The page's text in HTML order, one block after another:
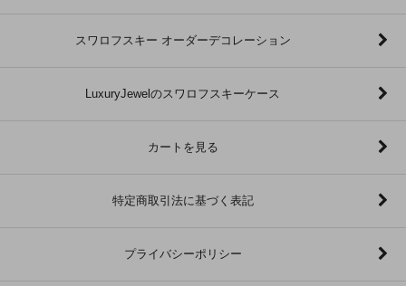
スワロフスキー オーダーデコレーション
LuxuryJewelのスワロフスキーケース
カートを見る
特定商取引法に基づく表記
プライバシーポリシー